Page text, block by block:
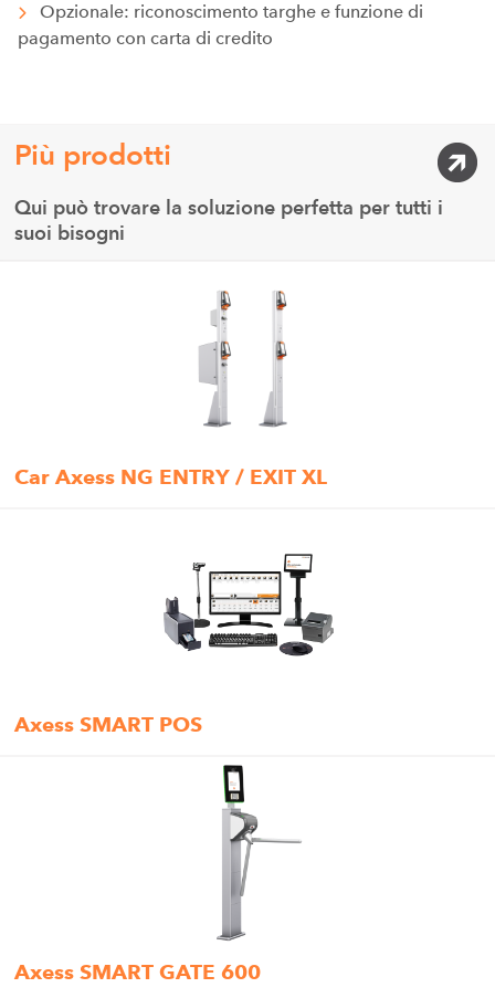
Opzionale: riconoscimento targhe e funzione di
pagamento con carta di credito
Più prodotti
Qui può trovare la soluzione perfetta per tutti i
suoi bisogni
Car Axess NG ENTRY / EXIT XL
Axess SMART POS
Axess SMART GATE 600